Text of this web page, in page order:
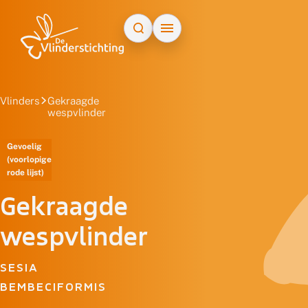
Vlinders
Gekraagde
wespvlinder
Gevoelig
(voorlopige
rode lijst)
Gekraagde
wespvlinder
SESIA
BEMBECIFORMIS